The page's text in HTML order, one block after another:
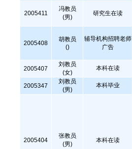
2005411
冯教员
(男)
研究生在读
2005408
胡教员
()
辅导机构招聘老师
广告
2005407
刘教员
(女)
本科在读
2005347
刘教员
(男)
本科毕业
2005404
张教员
(男)
本科在读